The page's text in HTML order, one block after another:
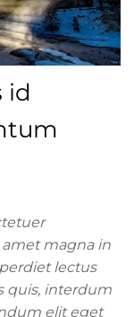
id
amet magna in
lectus
quis, interdum
elit eget